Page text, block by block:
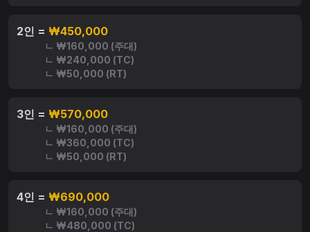
2인 = ₩450,000
ㄴ ₩160,000 (주대)
ㄴ ₩240,000 (TC)
ㄴ ₩50,000 (RT)
3인 = ₩570,000
ㄴ ₩160,000 (주대)
ㄴ ₩360,000 (TC)
ㄴ ₩50,000 (RT)
4인 = ₩690,000
ㄴ ₩160,000 (주대)
ㄴ ₩480,000 (TC)